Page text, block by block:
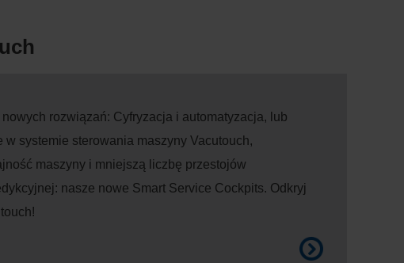
rozwiązań: Cyfryzacja i automatyzacja, lub
w systemie sterowania maszyny Vacutouch,
maszyny i mniejszą liczbę przestojów
nasze nowe Smart Service Cockpits. Odkryj